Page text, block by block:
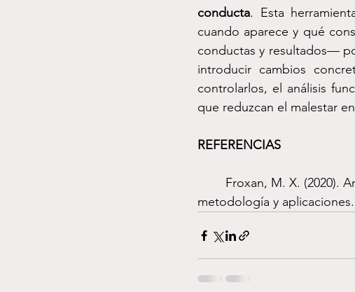
conducta. Esta
cuando aparece y qué
conductas y resultados—
introducir cambios
controlarlos, el análisis
que reduzcan el malestar
REFERENCIAS
metodología y